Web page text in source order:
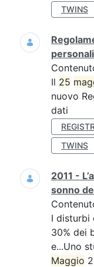
TWINS
Il 25
nuovo
dati
TWINS
2011 -
sonno
I disturbi
30% dei
e...Uno
Maggio